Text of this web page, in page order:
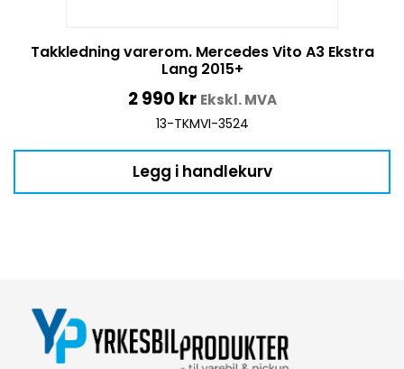
Takkledning varerom. Mercedes Vito A3 Ekstra
Lang 2015+
2 990 kr Ekskl. MVA
13-TKMVI-3524
Legg i handlekurv